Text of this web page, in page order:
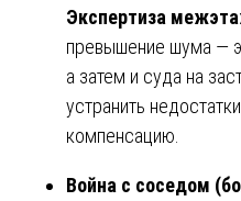
Экспертиза
превышение шума —
а затем и суда на
устранить
компенсацию.
Война с соседом